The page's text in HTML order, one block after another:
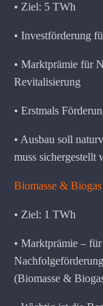
• Ziel: 5 TWh
• Investförderung
• Marktprämie für
Revitalisierung
• Erstmals
• Ausbau soll
muss sichergestellt
Biomasse & Biogas
• Ziel: 1 TWh
• Marktprämie –
(Biomasse &